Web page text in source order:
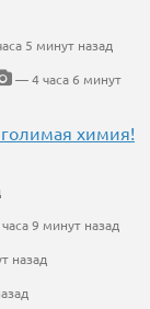
5 минут назад
— 4 часа 6 минут
химия!
9 минут назад
назад